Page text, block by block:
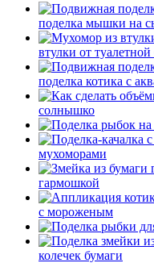
поделка мышки на
втулки от туалетной
поделка котика с
солнышко
мухоморами
гармошкой
с мороженым
колечек бумаги